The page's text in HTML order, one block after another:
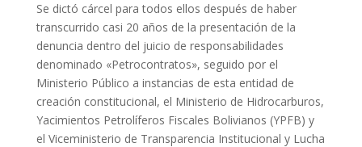
Se dictó cárcel para todos ellos después de haber
transcurrido casi 20 años de la presentación de la
denuncia dentro del juicio de responsabilidades
denominado «Petrocontratos», seguido por el
Ministerio Público a instancias de esta entidad de
creación constitucional, el Ministerio de Hidrocarburos,
Yacimientos Petrolíferos Fiscales Bolivianos (YPFB) y
el Viceministerio de Transparencia Institucional y Lucha